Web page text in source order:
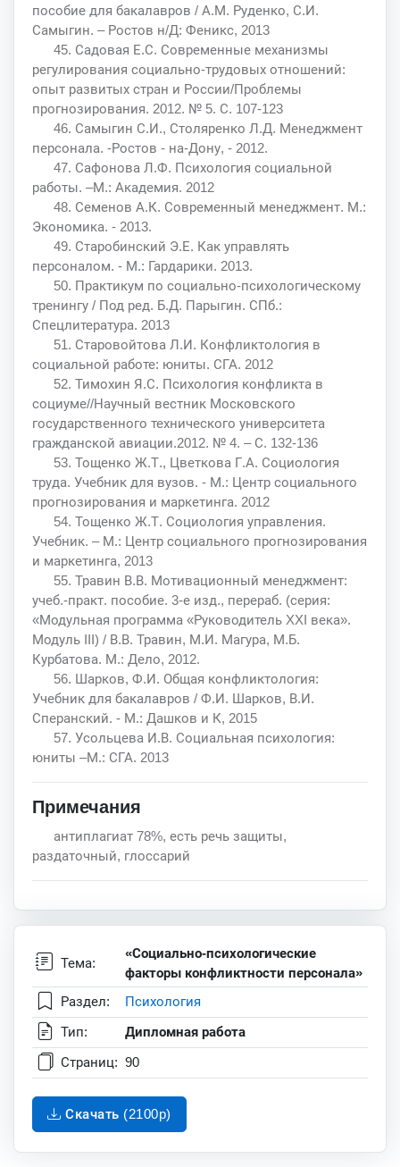
пособие для бакалавров / А.М. Руденко, С.И.
Самыгин. – Ростов н/Д: Феникс, 2013
45. Садовая Е.С. Современные механизмы
регулирования социально-трудовых отношений:
опыт развитых стран и России/Проблемы
прогнозирования. 2012. № 5. С. 107-123
46. Самыгин С.И., Столяренко Л.Д. Менеджмент
персонала. -Ростов - на-Дону, - 2012.
47. Сафонова Л.Ф. Психология социальной
работы. –М.: Академия. 2012
48. Семенов А.К. Современный менеджмент. М.:
Экономика. - 2013.
49. Старобинский Э.Е. Как управлять
персоналом. - М.: Гардарики. 2013.
50. Практикум по социально-психологическому
тренингу / Под ред. Б.Д. Парыгин. СПб.:
Спецлитература. 2013
51. Старовойтова Л.И. Конфликтология в
социальной работе: юниты. СГА. 2012
52. Тимохин Я.С. Психология конфликта в
социуме//Научный вестник Московского
государственного технического университета
гражданской авиации.2012. № 4. – С. 132-136
53. Тощенко Ж.Т., Цветкова Г.А. Социология
труда. Учебник для вузов. - М.: Центр социального
прогнозирования и маркетинга. 2012
54. Тощенко Ж.Т. Социология управления.
Учебник. – М.: Центр социального прогнозирования
и маркетинга, 2013
55. Травин В.В. Мотивационный менеджмент:
учеб.-практ. пособие. 3-е изд., перераб. (серия:
«Модульная программа «Руководитель XXI века».
Модуль III) / В.В. Травин, М.И. Магура, М.Б.
Курбатова. М.: Дело, 2012.
56. Шарков, Ф.И. Общая конфликтология:
Учебник для бакалавров / Ф.И. Шарков, В.И.
Сперанский. - М.: Дашков и К, 2015
57. Усольцева И.В. Социальная психология:
юниты –М.: СГА. 2013
Примечания
антиплагиат 78%, есть речь защиты,
раздаточный, глоссарий
Тема:
«Социально-психологические
факторы конфликтности персонала»
Раздел:
Психология
Тип:
Дипломная работа
Страниц: 90
Скачать (2100p)